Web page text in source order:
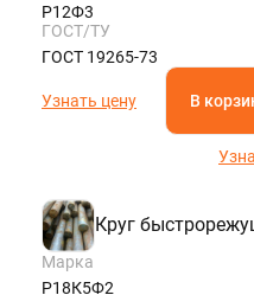
Р12Ф3
ГОСТ/ТУ
ГОСТ 19265-73
Узнать цену В
Круг
Марка
Р18К5Ф2